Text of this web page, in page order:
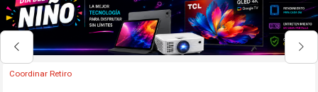
Coordinar Retiro